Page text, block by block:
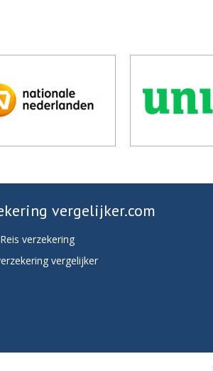
vergelijker.com
verzekering
vergelijker